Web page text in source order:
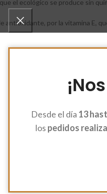
Desde el día 13
los pedidos
el ecológico se produce sin
antioxidante, por la vitamina E,